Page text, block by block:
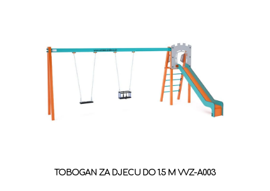
TOBOGAN ZA DJECU DO 1.5 M VVZ-A003